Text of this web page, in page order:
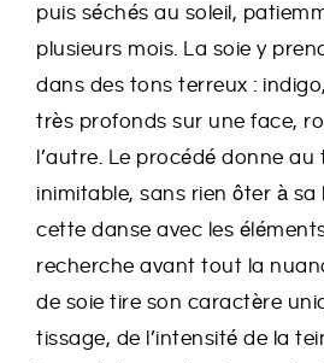
puis séchés au soleil,
plusieurs mois. La soie y
dans des tons terreux :
très profonds sur une face,
l’autre. Le procédé donne
inimitable, sans rien ôter à sa
cette danse avec les
recherche avant tout la
de soie tire son caractère
tissage, de l’intensité de la